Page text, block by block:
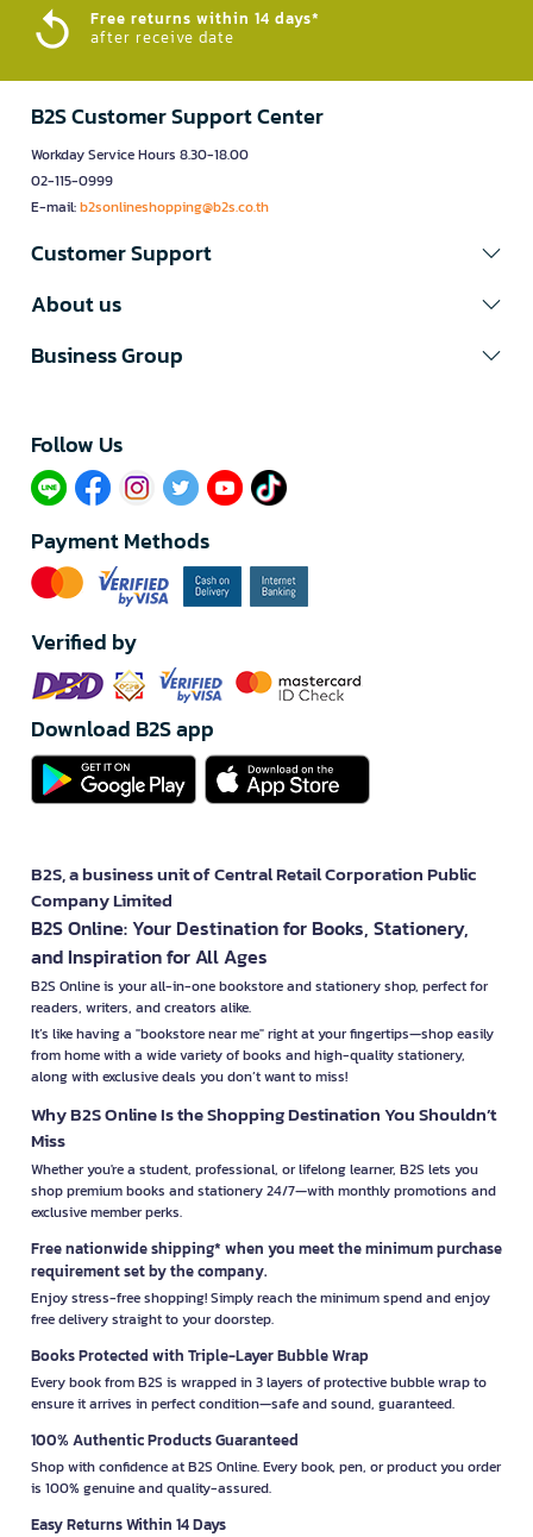
Free returns within 14 days*
after receive date
B2S Customer Support Center
Workday Service Hours 8.30-18.00
02-115-0999
E-mail:b2sonlineshopping@b2s.co.th
Customer Support
About us
Business Group
Follow Us​
Payment Methods
Verified by
Download B2S app
B2S, a business unit of Central Retail Corporation Public
Company Limited
B2S Online: Your Destination for Books, Stationery,
and Inspiration for All Ages
B2S Online is your all-in-one bookstore and stationery shop, perfect for
readers, writers, and creators alike.
It’s like having a "bookstore near me" right at your fingertips—shop easily
from home with a wide variety of books and high-quality stationery,
along with exclusive deals you don’t want to miss!
Why B2S Online Is the Shopping Destination You Shouldn’t
Miss
Whether you're a student, professional, or lifelong learner, B2S lets you
shop premium books and stationery 24/7—with monthly promotions and
exclusive member perks.
Free nationwide shipping* when you meet the minimum purchase
requirement set by the company.
Enjoy stress-free shopping! Simply reach the minimum spend and enjoy
free delivery straight to your doorstep.
Books Protected with Triple-Layer Bubble Wrap
Every book from B2S is wrapped in 3 layers of protective bubble wrap to
ensure it arrives in perfect condition—safe and sound, guaranteed.
100% Authentic Products Guaranteed
Shop with confidence at B2S Online. Every book, pen, or product you order
is 100% genuine and quality-assured.
Easy Returns Within 14 Days